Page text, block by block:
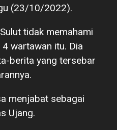
(23/10/2022).
tidak memahami
wartawan itu. Dia
berita yang tersebar
menjabat sebagai
Ujang.